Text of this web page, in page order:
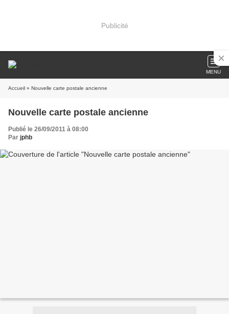
Publicité
MENU
Accueil » Nouvelle carte postale ancienne
Nouvelle carte postale ancienne
Publié le 26/09/2011 à 08:00
Par jphb